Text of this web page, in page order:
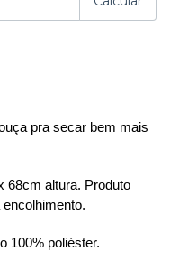
pra secar bem mais
68cm altura. Produto
100% poliéster.